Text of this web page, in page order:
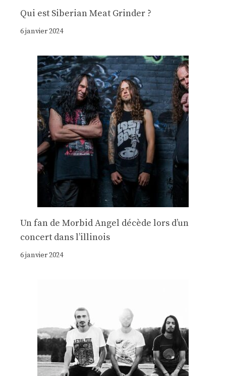
Qui est Siberian Meat Grinder ?
6 janvier 2024
Un fan de Morbid Angel décède lors d’un
concert dans l’illinois
6 janvier 2024